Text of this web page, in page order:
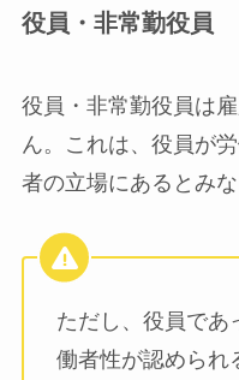
役員・非常勤役員
役員・非常勤役員は
ん。これは、役員が
者の立場にあるとみな
ただし、役員であ
働者性が認められ